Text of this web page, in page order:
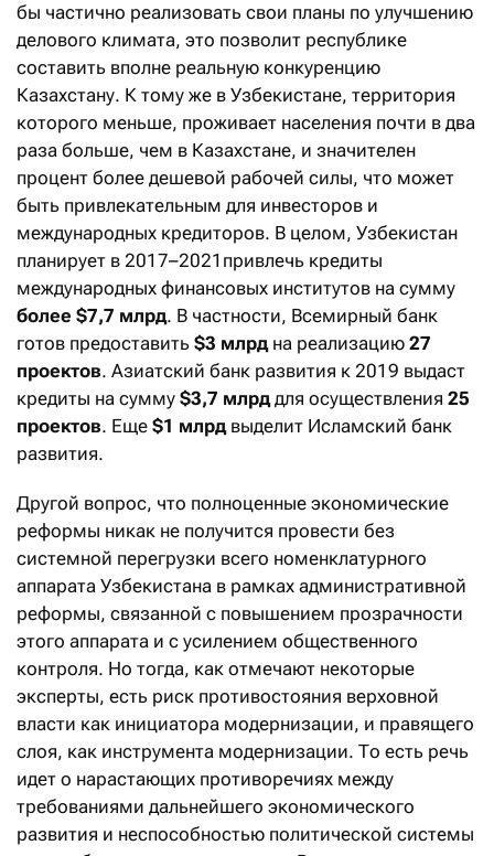
бы частично реализовать свои планы по улучшению
делового климата, это позволит республике
составить вполне реальную конкуренцию
Казахстану. К тому же в Узбекистане, территория
которого меньше, проживает населения почти в два
раза больше, чем в Казахстане, и значителен
процент более дешевой рабочей силы, что может
быть привлекательным для инвесторов и
международных кредиторов. В целом, Узбекистан
планирует в 2017–2021привлечь кредиты
международных финансовых институтов на сумму
более $7,7 млрд. В частности, Всемирный банк
готов предоставить $3 млрдна реализацию 27
проектов. Азиатский банк развития к 2019 выдаст
кредиты на сумму $3,7 млрддля осуществления 25
проектов. Еще $1 млрдвыделит Исламский банк
развития.
Другой вопрос, что полноценные экономические
реформы никак не получится провести без
системной перегрузки всего номенклатурного
аппарата Узбекистана в рамках административной
реформы, связанной с повышением прозрачности
этого аппарата и с усилением общественного
контроля. Но тогда, как отмечают некоторые
эксперты, есть риск противостояния верховной
власти как инициатора модернизации, и правящего
слоя, как инструмента модернизации. То есть речь
идет о нарастающих противоречиях между
требованиями дальнейшего экономического
развития и неспособностью политической системы